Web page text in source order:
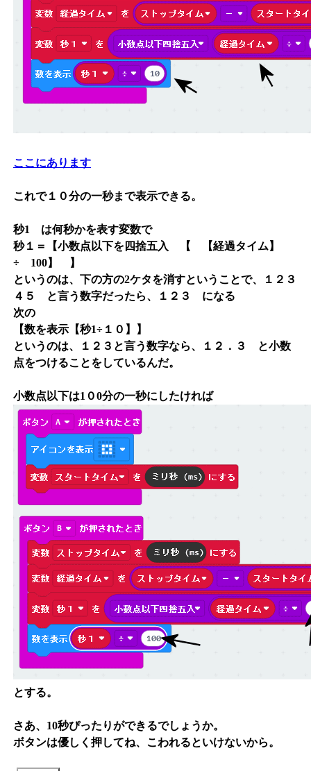
ここにあります
これで１０分の一秒まで表示できる。
秒1 は何秒かを表す変数で
秒１＝【小数点以下を四捨五入 【 【経過タイム】
÷ 100】 】
というのは、下の方の2ケタを消すということで、１２３
４５ と言う数字だったら、１２３ になる
次の
【数を表示【秒1÷１０】】
というのは、１２３と言う数字なら、１２．３ と小数
点をつけることをしているんだ。
小数点以下は1０0分の一秒にしたければ
とする。
さあ、10秒ぴったりができるでしょうか。
ボタンは優しく押してね、こわれるといけないから。